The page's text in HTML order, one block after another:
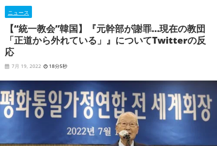
ニュース
【“統一教会”韓国】『元幹部が謝罪…現在の教団
「正道から外れている」』についてTwitterの反
応
7月 19, 2022 18分5秒